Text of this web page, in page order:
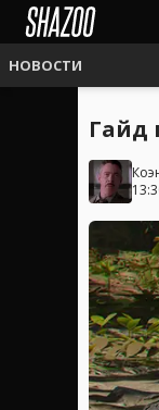
НОВОСТИ
Гайд